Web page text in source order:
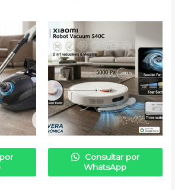
Consultar por
WhatsApp